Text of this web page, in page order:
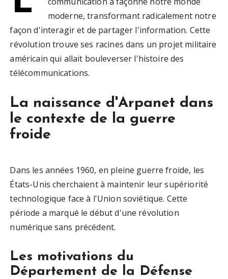
moderne, transformant radicalement notre
façon d'interagir et de partager l'information. Cette
révolution trouve ses racines dans un projet militaire
américain qui allait bouleverser l'histoire des
télécommunications.
La naissance d'Arpanet dans
le contexte de la guerre
froide
Dans les années 1960, en pleine guerre froide, les
États-Unis cherchaient à maintenir leur supériorité
technologique face à l'Union soviétique. Cette
période a marqué le début d'une révolution
numérique sans précédent.
Les motivations du
Département de la Défense